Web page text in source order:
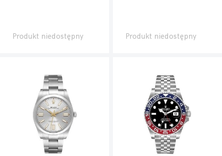
Produkt niedostępny Produkt niedostępny